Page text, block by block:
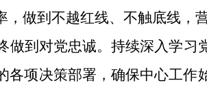
做到不越红线、不触底线，
到对党忠诚。持续深入学习
项决策部署，确保中心工作